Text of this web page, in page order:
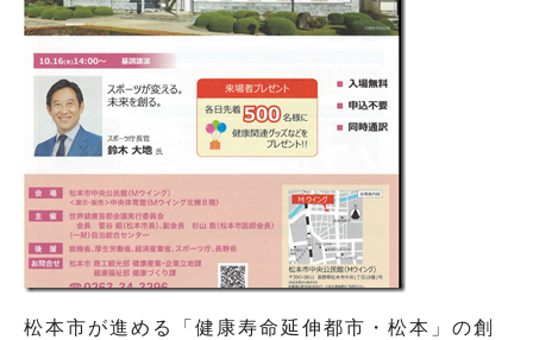
松本市が進める「健康寿命延伸都市・松本」の創